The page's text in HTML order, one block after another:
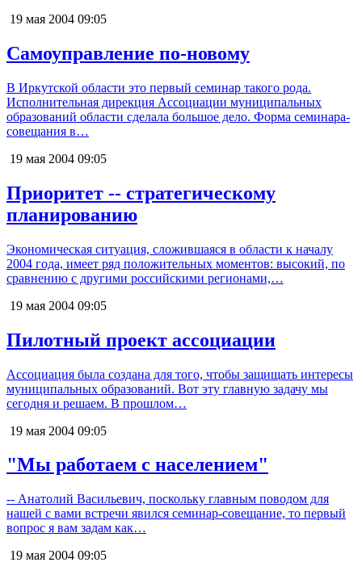
19 мая 2004 09:05
Самоуправление по-новому
В Иркутской области это первый семинар такого рода.
Исполнительная дирекция Ассоциации муниципальных
образований области сделала большое дело. Форма семинара-
совещания в…
19 мая 2004 09:05
Приоритет -- стратегическому
планированию
Экономическая ситуация, сложившаяся в области к началу
2004 года, имеет ряд положительных моментов: высокий, по
сравнению с другими российскими регионами,…
19 мая 2004 09:05
Пилотный проект ассоциации
Ассоциация была создана для того, чтобы защищать интересы
муниципальных образований. Вот эту главную задачу мы
сегодня и решаем. В прошлом…
19 мая 2004 09:05
"Мы работаем с населением"
-- Анатолий Васильевич, поскольку главным поводом для
нашей с вами встречи явился семинар-совещание, то первый
вопрос я вам задам как…
19 мая 2004 09:05